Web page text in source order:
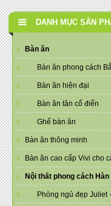
DANH MỤC SẢN
Bàn ăn
Bàn ăn phong cách
Bàn ăn hiện đại
Bàn ăn tân cổ điển
Ghế bàn ăn
Bàn ăn thông minh
Bàn ăn cao cấp Vivi cho
Nội thất phong cách Hàn
Phòng ngủ đẹp Juliet